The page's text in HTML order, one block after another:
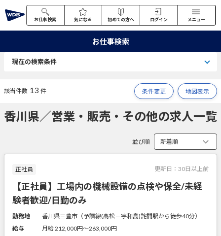
お仕事検索 気になる 初めての方へ ログイン メニュー
お仕事検索
現在の検索条件
該当件数 13 件 条件変更 地図表示
香川県／営業・販売・その他の求人一覧
並び順
正社員 更新日： 30日以上前
【正社員】工場内の機械設備の点検や保全/未経
験者歓迎/日勤のみ
勤務地
香川県三豊市（予讃線(高松－宇和島)詫間駅から徒歩40分）
給与
月給 212,000円〜263,000円